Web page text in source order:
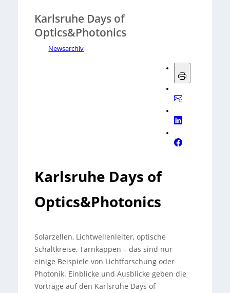
Karlsruhe Days of
Optics&Photonics
Newsarchiv
Karlsruhe Days of
Optics&Photonics
Solarzellen, Lichtwellenleiter, optische
Schaltkreise, Tarnkappen – das sind nur
einige Beispiele von Lichtforschung oder
Photonik. Einblicke und Ausblicke geben die
Vorträge auf den Karlsruhe Days of